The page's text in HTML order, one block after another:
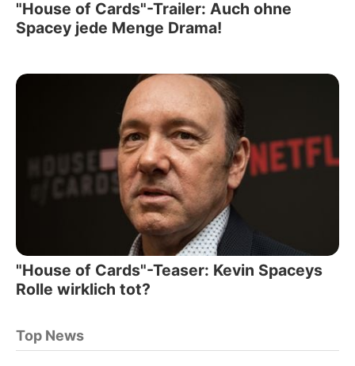
"House of Cards"-Trailer: Auch ohne
Spacey jede Menge Drama!
"House of Cards"-Teaser: Kevin Spaceys
Rolle wirklich tot?
Top News